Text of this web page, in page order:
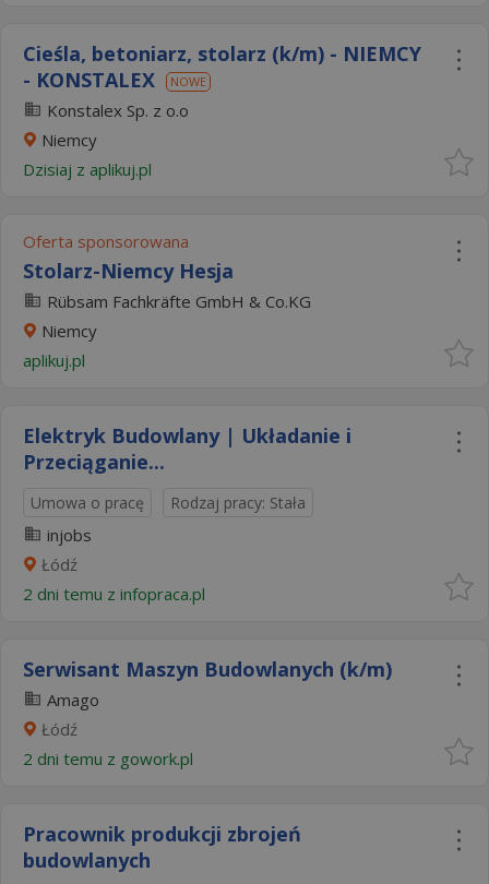
Cieśla, betoniarz, stolarz (k/m) - NIEMCY
- KONSTALEX
NOWE
Konstalex Sp. z o.o
Niemcy
Dzisiaj z aplikuj.pl
Oferta sponsorowana
Stolarz-Niemcy Hesja
Rübsam Fachkräfte GmbH & Co.KG
Niemcy
aplikuj.pl
Elektryk Budowlany | Układanie i
Przeciąganie...
Umowa o pracę Rodzaj pracy: Stała
injobs
Łódź
2 dni temu z infopraca.pl
Serwisant Maszyn Budowlanych (k/m)
Amago
Łódź
2 dni temu z gowork.pl
Pracownik produkcji zbrojeń
budowlanych